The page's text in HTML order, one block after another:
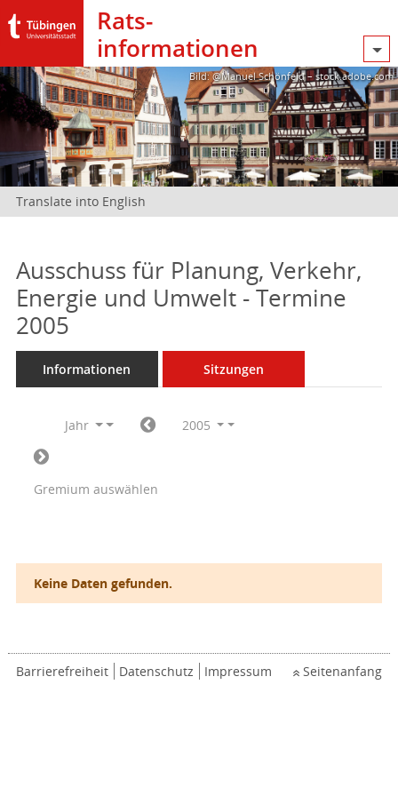
Rats­
informationen
Bild: @Manuel Schönfeld – stock.adobe.com
Translate into English
Ausschuss für Planung, Verkehr,
Energie und Umwelt - Termine
2005
Informationen Sitzungen
Jahr 2005
Gremium auswählen
Keine Daten gefunden.
Barrierefreiheit Datenschutz Impressum Seitenanfang